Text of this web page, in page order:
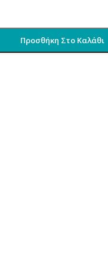
Προσθήκη Στο Καλάθι